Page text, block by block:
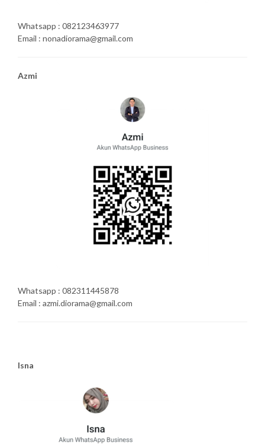
Whatsapp : 082123463977
Email : nonadiorama@gmail.com
Azmi
Whatsapp : 082311445878
Email : azmi.diorama@gmail.com
Isna